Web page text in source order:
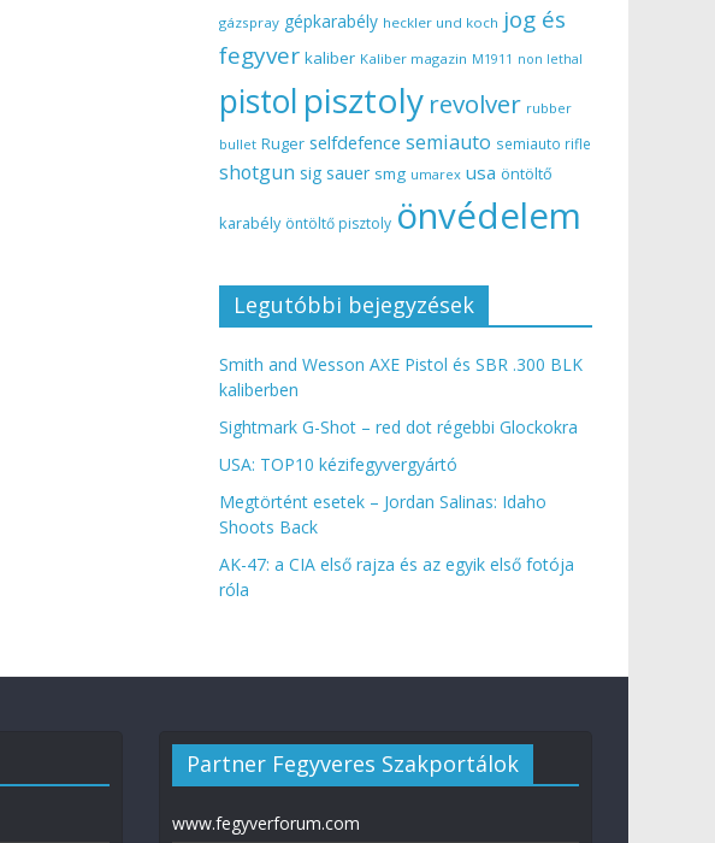
gázspray gépkarabély heckler und koch jog és
fegyver kaliber Kaliber magazin M1911 non lethal
pistol pisztoly revolver rubber
bullet Ruger selfdefence semiauto semiauto rifle
shotgun sig sauer smg umarex usa öntöltő
karabély öntöltő pisztoly önvédelem
Legutóbbi bejegyzések
Smith and Wesson AXE Pistol és SBR .300 BLK
kaliberben
Sightmark G-Shot – red dot régebbi Glockokra
USA: TOP10 kézifegyvergyártó
Megtörtént esetek – Jordan Salinas: Idaho
Shoots Back
AK-47: a CIA első rajza és az egyik első fotója
róla
Partner Fegyveres Szakportálok
www.fegyverforum.com